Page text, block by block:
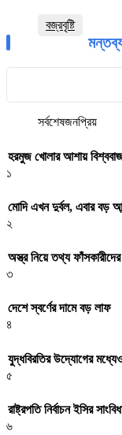
বজ্রবৃষ্টি
সর্বশেষজনপ্রিয়
হরমুজ খোলার আশায়
১
মোদি এখন দুর্বল, এবার বড়
২
অস্ত্র নিয়ে তথ্য
৩
দেশে স্বর্ণের দামে বড় লাফ
৪
যুদ্ধবিরতির উদ্যোগের
৫
রাষ্ট্রপতি নির্বাচন ইসির
৬